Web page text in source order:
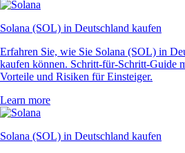
Solana (SOL) in Deutschland kaufen
Erfahren Sie, wie Sie Solana (SOL) in
kaufen können. Schritt-für-Schritt-Guide
Vorteile und Risiken für Einsteiger.
Learn more
Solana (SOL) in Deutschland kaufen